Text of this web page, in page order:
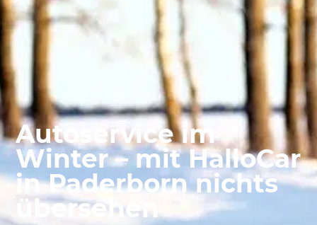
Autoservice im
Winter – mit HalloCar
in Paderborn nichts
übersehen